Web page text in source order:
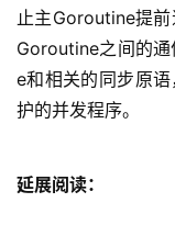
止主Goroutine提
Goroutine之间的
e和相关的同步原
护的并发程序。
延展阅读：